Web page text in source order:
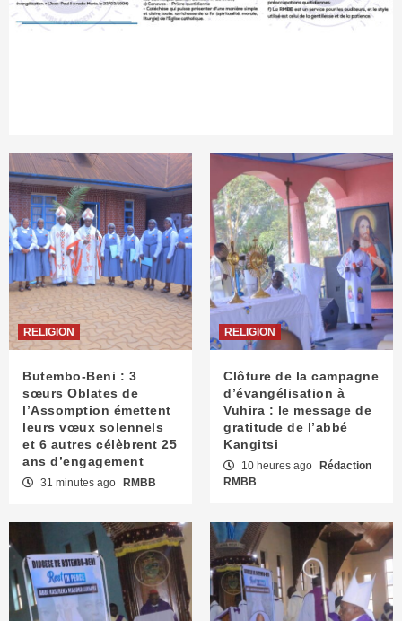
RELIGION
Butembo-Beni : 3
sœurs Oblates de
l’Assomption émettent
leurs vœux solennels
et 6 autres célèbrent 25
ans d’engagement
31 minutes ago RMBB
RELIGION
Clôture de la campagne
d’évangélisation à
Vuhira : le message de
gratitude de l’abbé
Kangitsi
10 heures ago
Rédaction
RMBB